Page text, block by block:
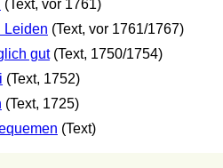
(Text, vor 1761)
Leiden (Text, vor 1761/1767)
gut (Text, 1750/1754)
(Text, 1752)
(Text, 1725)
(Text)